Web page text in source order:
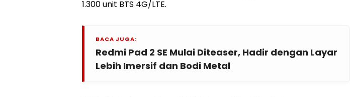
1.300 unit BTS 4G/LTE.
BACA JUGA:
Redmi Pad 2 SE Mulai Diteaser, Hadir dengan Layar
Lebih Imersif dan Bodi Metal